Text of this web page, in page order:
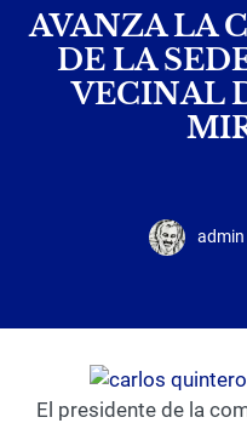
AVANZA LA
DE LA
VECINAL
admin
El presidente de la